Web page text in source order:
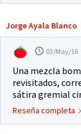
Jorge Ayala Blanco
03/May/16
Una mezcla
revisitados,
sátira gremial
Reseña completa